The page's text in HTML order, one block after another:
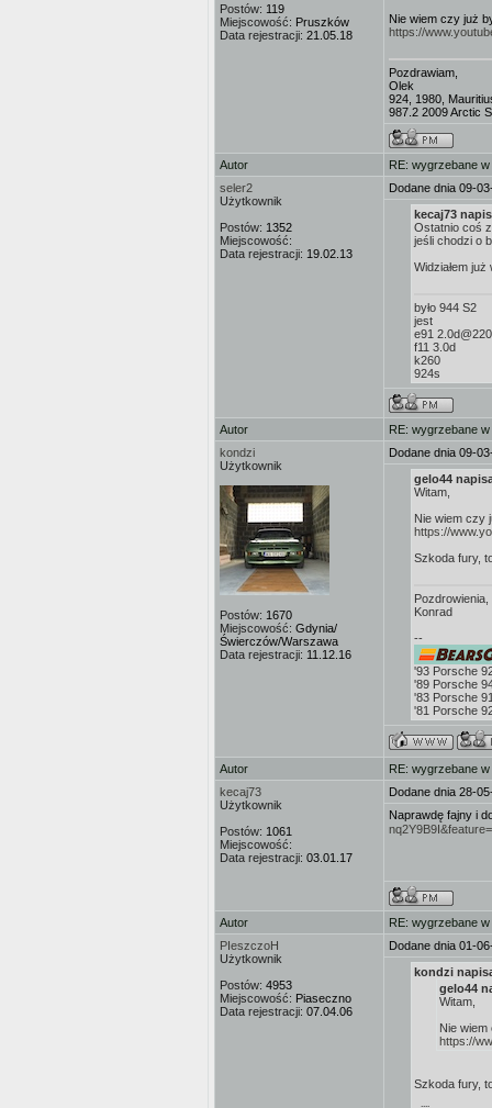
Postów: 119
Miejscowość: Pruszków
Data rejestracji: 21.05.18
Nie wiem czy już
https://
Pozdrawiam,
Olek
924, 1980,
987.2 2009 Arctic
Autor
RE: wygrzebane
seler2
Użytkownik
Postów: 1352
Miejscowość:
Data rejestracji: 19.02.13
Dodane dnia 09-
kecaj73
Ostatnio coś
jeśli chodzi o
Widziałem
było 944 S2
jest
e91
f11 3.0d
k260
924s
Autor
RE: wygrzebane
kondzi
Użytkownik
Postów: 1670
Miejscowość: Gdynia/
Świerczów/Warszawa
Data rejestracji: 11.12.16
Dodane dnia 09-
gelo44
Witam,
Nie wiem czy
https://
Szkoda fury,
Pozdrowienia,
Konrad
--
'93 Porsche
'89 Porsche
'83 Porsche
'81 Porsche
Autor
RE: wygrzebane
kecaj73
Użytkownik
Postów: 1061
Miejscowość:
Data rejestracji: 03.01.17
Dodane dnia 28-
Naprawdę fajny i
Autor
RE: wygrzebane
PIeszczoH
Użytkownik
Postów: 4953
Miejscowość: Piaseczno
Data rejestracji: 07.04.06
Dodane dnia 01-
kondzi
gelo44
Witam,
Nie wiem
https://
Szkoda fury,